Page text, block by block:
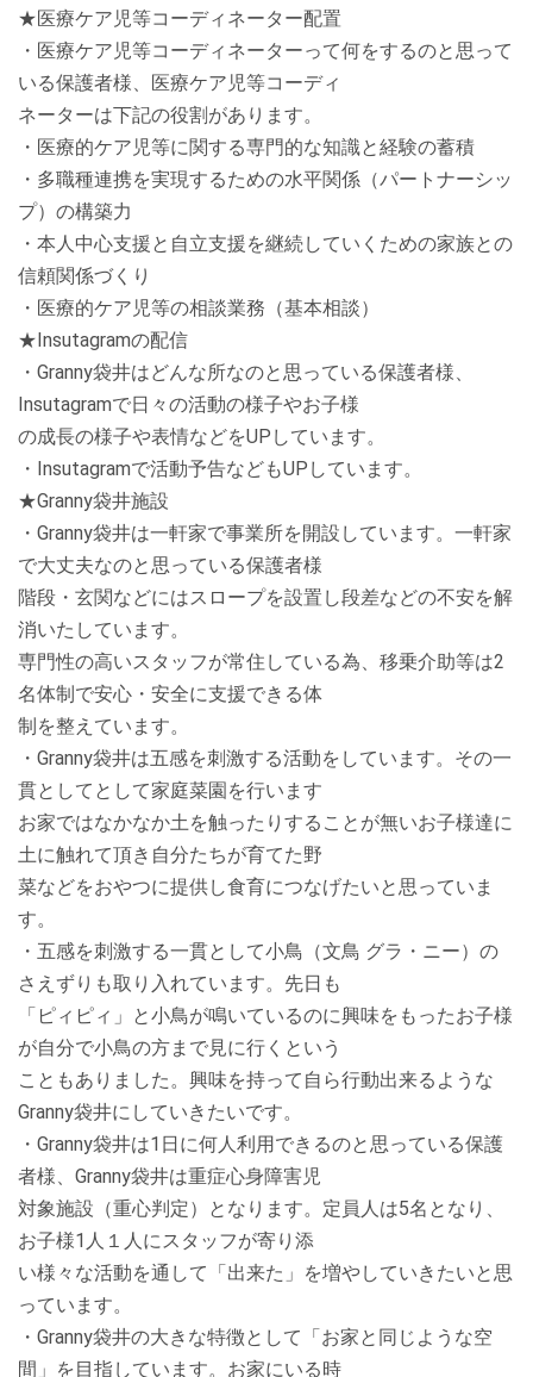
★医療ケア児等コーディネーター配置
・医療ケア児等コーディネーターって何をするのと思って
いる保護者様、医療ケア児等コーディ
ネーターは下記の役割があります。
・医療的ケア児等に関する専門的な知識と経験の蓄積
・多職種連携を実現するための水平関係（パートナーシッ
プ）の構築力
・本人中心支援と自立支援を継続していくための家族との
信頼関係づくり
・医療的ケア児等の相談業務（基本相談）
★Insutagramの配信
・Granny袋井はどんな所なのと思っている保護者様、
Insutagramで日々の活動の様子やお子様
の成長の様子や表情などをUPしています。
・Insutagramで活動予告などもUPしています。
★Granny袋井施設
・Granny袋井は一軒家で事業所を開設しています。一軒家
で大丈夫なのと思っている保護者様
階段・玄関などにはスロープを設置し段差などの不安を解
消いたしています。
専門性の高いスタッフが常住している為、移乗介助等は2
名体制で安心・安全に支援できる体
制を整えています。
・Granny袋井は五感を刺激する活動をしています。その一
貫としてとして家庭菜園を行います
お家ではなかなか土を触ったりすることが無いお子様達に
土に触れて頂き自分たちが育てた野
菜などをおやつに提供し食育につなげたいと思っていま
す。
・五感を刺激する一貫として小鳥（文鳥 グラ・ニー）の
さえずりも取り入れています。先日も
「ピィピィ」と小鳥が鳴いているのに興味をもったお子様
が自分で小鳥の方まで見に行くという
こともありました。興味を持って自ら行動出来るような
Granny袋井にしていきたいです。
・Granny袋井は1日に何人利用できるのと思っている保護
者様、Granny袋井は重症心身障害児
対象施設（重心判定）となります。定員人は5名となり、
お子様1人１人にスタッフが寄り添
い様々な活動を通して「出来た」を増やしていきたいと思
っています。
・Granny袋井の大きな特徴として「お家と同じような空
間」を目指しています。お家にいる時